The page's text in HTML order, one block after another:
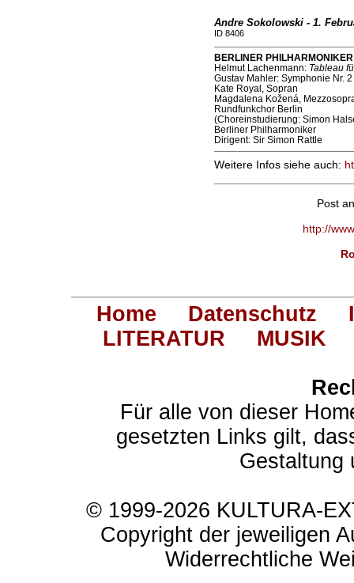
Andre Sokolowski - 1.
ID 8406
BERLINER
Helmut Lachenmann: Tableau
Gustav Mahler: Symphonie Nr.
Kate Royal, Sopran
Magdalena Kožená,
Rundfunkchor Berlin
(Choreinstudierung: Simon
Berliner Philharmoniker
Dirigent: Sir Simon Rattle
Weitere Infos siehe auch:
Post
http://
Home Datenschutz
LITERATUR
MUSIK
Für alle von dieser
gesetzten Links gilt,
Gestaltung
© 1999-2026 KULTURA-
Copyright der jeweiligen
Widerrechtliche